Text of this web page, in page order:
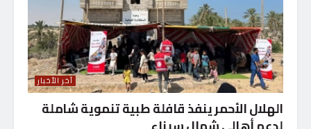
آخر الأخبار
الهلال الأحمر ينفذ قافلة طبية تنموية شاملة